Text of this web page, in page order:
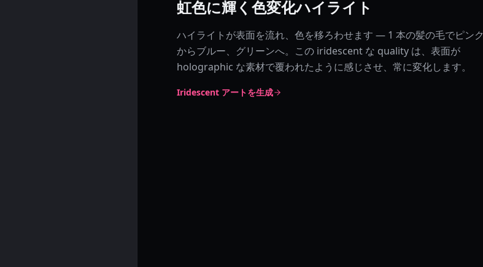
虹色に輝く色変化ハイライト
ハイライトが表面を流れ、色を移ろわせます — 1 本の髪の毛でピンク
からブルー、グリーンへ。この iridescent な quality は、表面が
holographic な素材で覆われたように感じさせ、常に変化します。
Iridescent アートを生成